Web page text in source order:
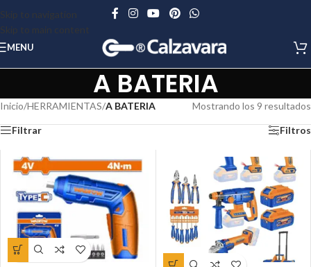
Skip to navigation
Skip to main content
MENU
A BATERIA
Inicio/HERRAMIENTAS/A BATERIA Mostrando los 9 resultados
Filtrar Filtros